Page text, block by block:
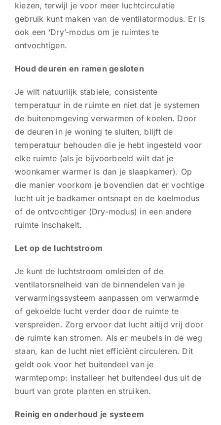
kiezen, terwijl je voor meer luchtcirculatie
gebruik kunt maken van de ventilatormodus. Er is
ook een ‘Dry’-modus om je ruimtes te
ontvochtigen.
Houd deuren en ramen gesloten
Je wilt natuurlijk stabiele, consistente
temperatuur in de ruimte en niet dat je systemen
de buitenomgeving verwarmen of koelen. Door
de deuren in je woning te sluiten, blijft de
temperatuur behouden die je hebt ingesteld voor
elke ruimte (als je bijvoorbeeld wilt dat je
woonkamer warmer is dan je slaapkamer). Op
die manier voorkom je bovendien dat er vochtige
lucht uit je badkamer ontsnapt en de koelmodus
of de ontvochtiger (Dry-modus) in een andere
ruimte inschakelt.
Let op de luchtstroom
Je kunt de luchtstroom omleiden of de
ventilatorsnelheid van de binnendelen van je
verwarmingssysteem aanpassen om verwarmde
of gekoelde lucht verder door de ruimte te
verspreiden. Zorg ervoor dat lucht altijd vrij door
de ruimte kan stromen. Als er meubels in de weg
staan, kan de lucht niet efficiënt circuleren. Dit
geldt ook voor het buitendeel van je
warmtepomp: installeer het buitendeel dus uit de
buurt van grote planten en struiken.
Reinig en onderhoud je systeem